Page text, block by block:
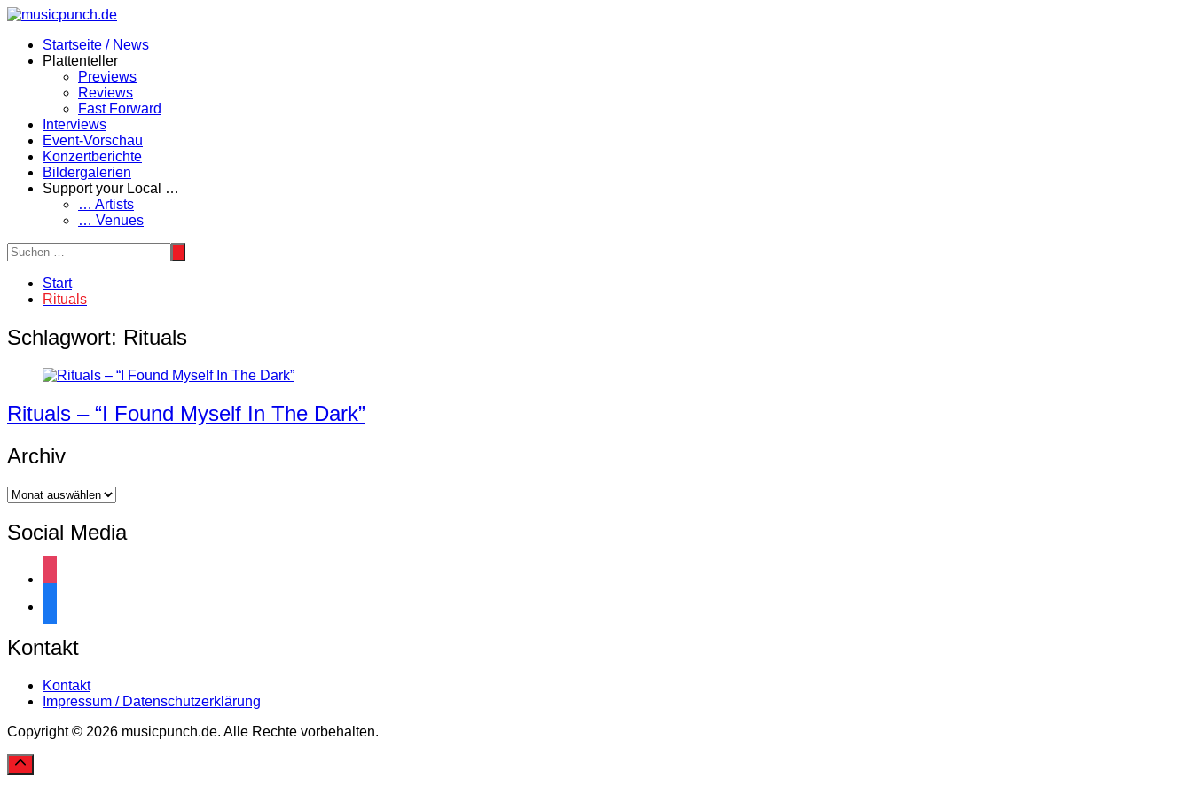
Zum
springenStartseite / News
Plattenteller
Previews
Reviews
Fast Forward
Interviews
Event-Vorschau
Konzertberichte
Bildergalerien
Support your Local …
… Artists
… Venues
Start
Rituals
Schlagwort: Rituals
Rituals – “I Found Myself In The Dark”
Archiv
Archiv
Social Media
Kontakt
Kontakt
Impressum / Datenschutzerklärung
Copyright © 2026 musicpunch.de. Alle Rechte vorbehalten.